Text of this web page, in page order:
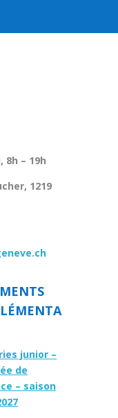
8h – 19h
1219
junior –
de
– saison